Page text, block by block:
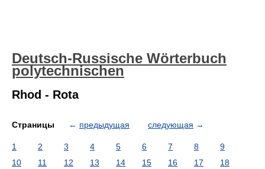
Deutsch-Russische Wörterbuch
polytechnischen
Rhod - Rota
Страницы ← предыдущая следующая →
1 2 3 4 5 6 7 8
9
10
11 12 13 14 15 16 17
18